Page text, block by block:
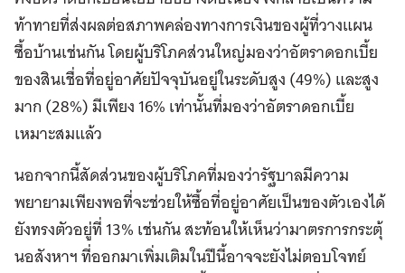
ท้าทายที่ส่งผลต่อสภาพคล่องทางการเงินของผู้ที่วางแผน
ซื้อบ้านเช่นกัน โดยผู้บริโภคส่วนใหญ่มองว่าอัตราดอกเบี้ย
ของสินเชื่อที่อยู่อาศัยปัจจุบันอยู่ในระดับสูง (49%) และสูง
มาก (28%) มีเพียง 16% เท่านั้นที่มองว่าอัตราดอกเบี้ย
เหมาะสมแล้ว
นอกจากนี้สัดส่วนของผู้บริโภคที่มองว่ารัฐบาลมีความ
พยายามเพียงพอที่จะช่วยให้ซื้อที่อยู่อาศัยเป็นของตัวเองได้
ยังทรงตัวอยู่ที่ 13% เช่นกัน สะท้อนให้เห็นว่ามาตรการกระตุ้
นอสังหาฯ ที่ออกมาเพิ่มเติมในปีนี้อาจจะยังไม่ตอบโจทย์